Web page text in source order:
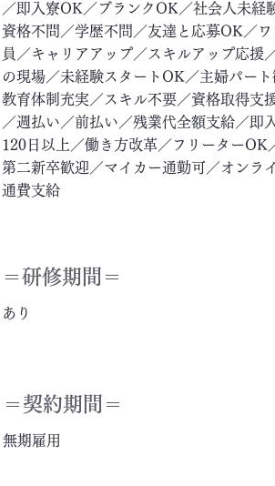
／即入寮OK／ブランクOK／社会人未
資格不問／学歴不問／友達と応募OK／
員／キャリアアップ／スキルアップ応援
の現場／未経験スタートOK／主婦パー
教育体制充実／スキル不要／資格取得支
／週払い／前払い／残業代全額支給／
120日以上／働き方改革／フリーター
第二新卒歓迎／マイカー通勤可／オンラ
通費支給
＝​研修期間＝
あり
＝契約期間＝
無期雇用